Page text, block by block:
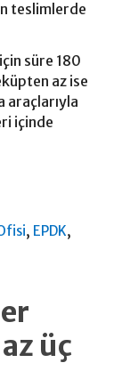
teslimlerde
süre 180
az ise
araçlarıyla
içinde
, EPDK,
üç